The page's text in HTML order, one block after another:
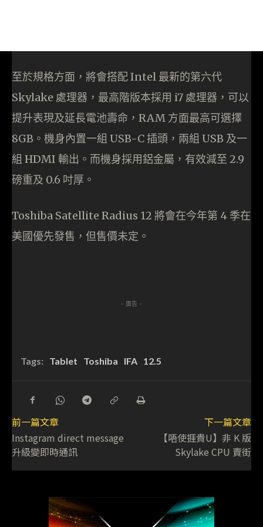
至於規格方面，將會搭配 Intel 最新的第六代
Skylake 處理器，最高階版本採用 i7 處理器，可以
提升表現及延長電池壽命，RAM 方面最高可選擇
8GB。機身內置一組 USB-C 插頭，兩組 USB 及一
組 HDMI 輸出。而機身採用鋁金屬，有效減至 2.9
磅重及 0.6 吋厚。
Toshiba Satellite Radius 12 將會在今年第 4 季在
美國優先發售，但售價未定。
- 廣告 -
Tags: Tablet Toshiba IFA 12.5
前一篇文章
Instagram direct message
升級變即時通訊
下一篇文章
【唔使捱貴U】非 K 版
Skylake CPU 賣街